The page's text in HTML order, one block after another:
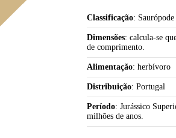
Classificação: Saurópode
Dimensões: calcula-se
de comprimento.
Alimentação: herbívoro
Distribuição: Portugal
Período: Jurássico
milhões de anos.